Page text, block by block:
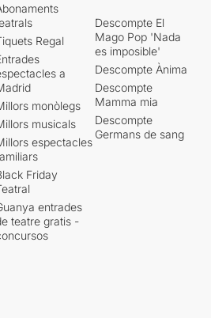
Regal
a
monòlegs
musicals
espectacles
Friday
entrades
teatre gratis -
Descompte El
Mago Pop 'Nada
es imposible'
Descompte Ànima
Descompte
Mamma mia
Descompte
Germans de sang